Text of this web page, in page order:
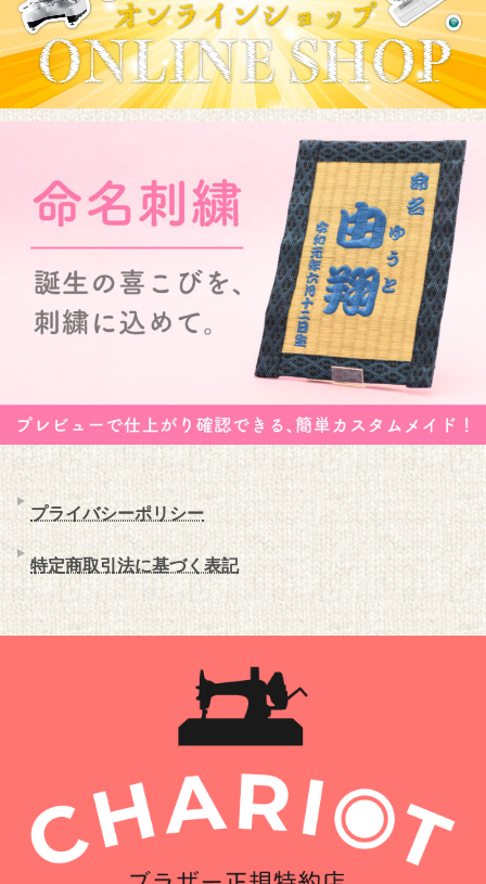
プライバシーポリシー
特定商取引法に基づく表記